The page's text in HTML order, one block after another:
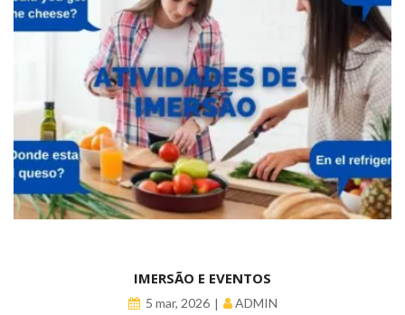
IMERSÃO E EVENTOS
5 mar, 2026 ADMIN